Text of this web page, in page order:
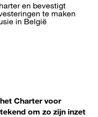
en bevestigt
te maken
in België
Charter voor
om zo zijn inzet